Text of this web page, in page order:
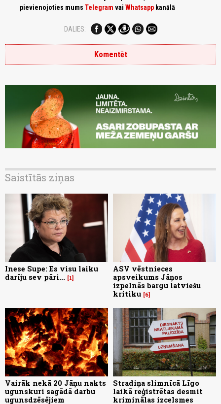
pievienojoties mums Telegram vai Whatsapp kanālā
DALIES:
Komentēt
Saistītās ziņas
Inese Supe: Es visu laiku
darīju sev pāri...
1
ASV vēstnieces
apsveikums Jāņos
izpelnās bargu latviešu
kritiku 6
Vairāk nekā 20 Jāņu nakts
ugunskuri sagādā darbu
ugunsdzēsējiem
Stradiņa slimnīcā Līgo
laikā reģistrētas desmit
kriminālas izcelsmes